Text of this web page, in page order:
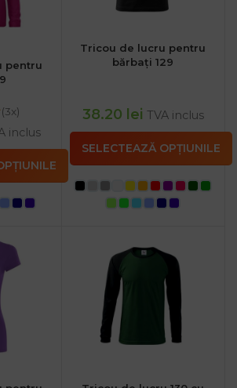
pentru
(3x)
inclus
Tricou de lucru pentru
bărbați 129
38.20 lei TVA inclus
SELECTEAZĂ OPȚIUNILE